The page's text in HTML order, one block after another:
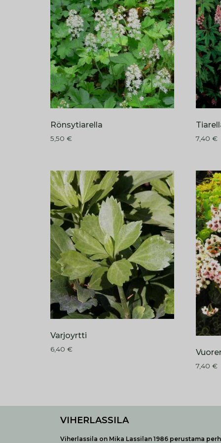
Rönsytiarella
5,50 € 7,40 €
Varjoyrtti
6,40 €
7,40 €
VIHERLASSILA
Viherlassila on Mika Lassilan 1986 perustama